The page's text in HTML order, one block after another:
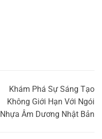
Khám Phá Sự Sáng Tạo
Không Giới Hạn Với Ngói
Nhựa Âm Dương Nhật Bản